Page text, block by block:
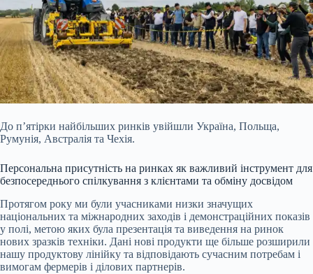
До п’ятірки найбільших ринків увійшли Україна, Польща,
Румунія, Австралія та Чехія.
Персональна присутність на ринках як важливий інструмент для
безпосереднього спілкування з клієнтами та обміну досвідом
Протягом року ми були учасниками низки значущих
національних та міжнародних заходів і демонстраційних показів
у полі, метою яких була презентація та виведення на ринок
нових зразків техніки. Дані нові продукти ще більше розширили
нашу продуктову лінійку та відповідають сучасним потребам і
вимогам фермерів і ділових партнерів.